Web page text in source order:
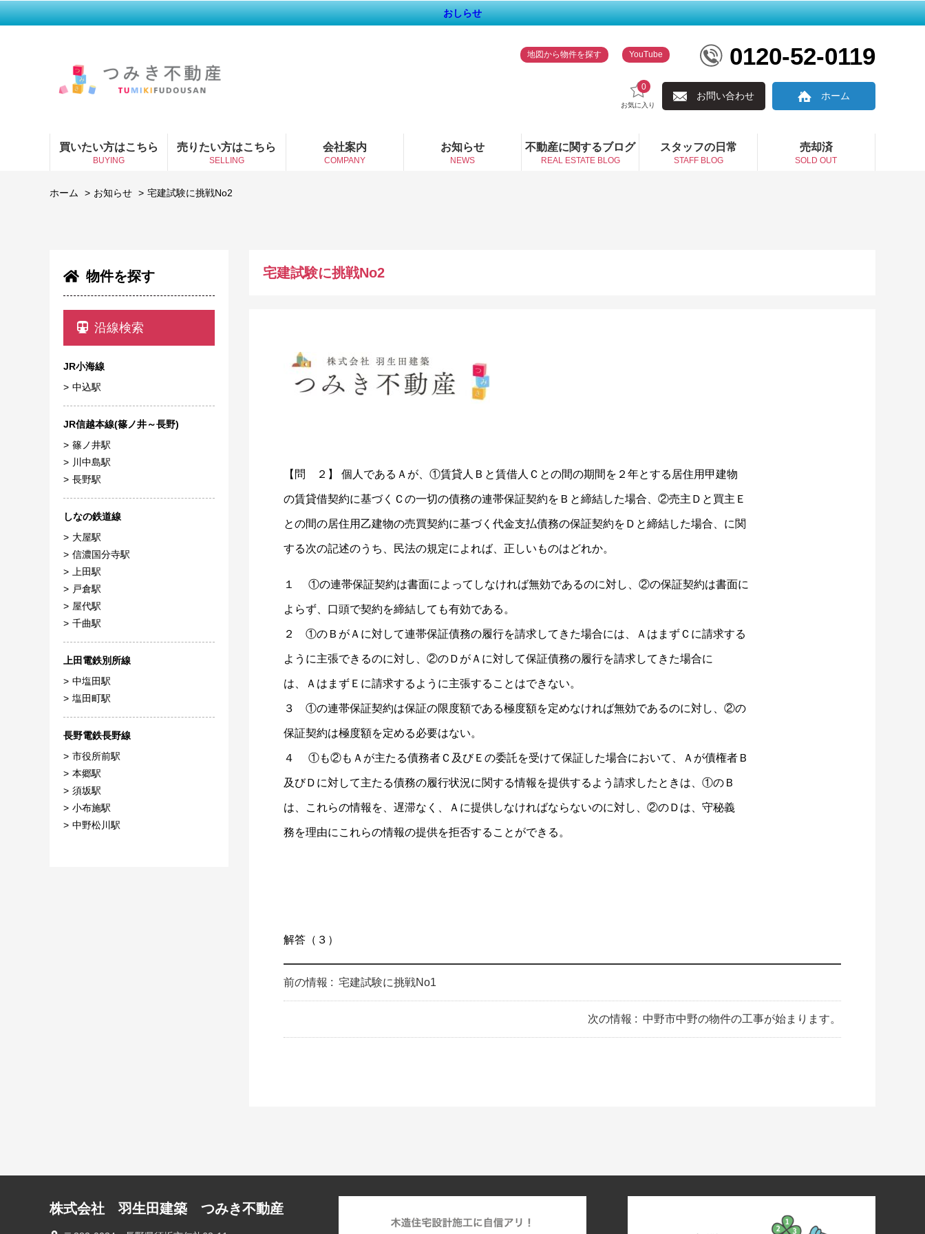
おしらせ
地図から物件を探す YouTube 0120-52-0119
0
お気に入り
お問い合わせ ホーム
買いたい方はこちら
BUYING
売りたい方はこちら
SELLING
会社案内
COMPANY
お知らせ
NEWS
不動産に関するブログ
REAL ESTATE BLOG
スタッフの日常
STAFF BLOG
売却済
SOLD OUT
ホーム お知らせ 宅建試験に挑戦No2
物件を探す
沿線検索
JR小海線
中込駅
JR信越本線(篠ノ井～長野)
篠ノ井駅
川中島駅
長野駅
しなの鉄道線
大屋駅
信濃国分寺駅
上田駅
戸倉駅
屋代駅
千曲駅
上田電鉄別所線
中塩田駅
塩田町駅
長野電鉄長野線
市役所前駅
本郷駅
須坂駅
小布施駅
中野松川駅
宅建試験に挑戦No2
【問 ２】 個人であるＡが、①賃貸人Ｂと賃借人Ｃとの間の期間を２年とする居住用甲建物
の賃貸借契約に基づくＣの一切の債務の連帯保証契約をＢと締結した場合、②売主Ｄと買主Ｅ
との間の居住用乙建物の売買契約に基づく代金支払債務の保証契約をＤと締結した場合、に関
する次の記述のうち、民法の規定によれば、正しいものはどれか。
１ ①の連帯保証契約は書面によってしなければ無効であるのに対し、②の保証契約は書面に
よらず、口頭で契約を締結しても有効である。
２ ①のＢがＡに対して連帯保証債務の履行を請求してきた場合には、ＡはまずＣに請求する
ように主張できるのに対し、②のＤがＡに対して保証債務の履行を請求してきた場合に
は、ＡはまずＥに請求するように主張することはできない。
３ ①の連帯保証契約は保証の限度額である極度額を定めなければ無効であるのに対し、②の
保証契約は極度額を定める必要はない。
４ ①も②もＡが主たる債務者Ｃ及びＥの委託を受けて保証した場合において、Ａが債権者Ｂ
及びＤに対して主たる債務の履行状況に関する情報を提供するよう請求したときは、①のＢ
は、これらの情報を、遅滞なく、Ａに提供しなければならないのに対し、②のＤは、守秘義
務を理由にこれらの情報の提供を拒否することができる。
解答（３）
前の情報 : 宅建試験に挑戦No1
次の情報 : 中野市中野の物件の工事が始まります。
株式会社 羽生田建築 つみき不動産